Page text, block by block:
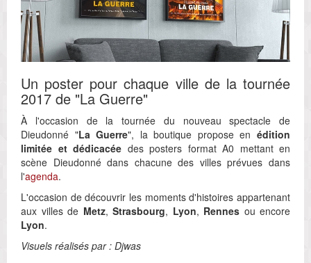
Un poster pour chaque ville de la tournée
2017 de "La Guerre"
À l'occasion de la tournée du nouveau spectacle de
Dieudonné "La Guerre", la boutique propose enédition
limitée et dédicacée des posters format A0 mettant en
scène Dieudonné dans chacune des villes prévues dans
l'agenda.
L'occasion de découvrir les moments d'histoires appartenant
aux villes de Metz, Strasbourg, Lyon, Rennes ou encore
Lyon.
Visuels réalisés par : Djwas